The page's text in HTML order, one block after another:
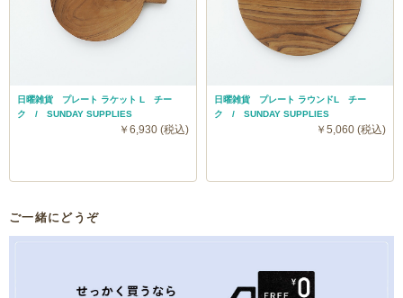
日曜雑貨 プレート ラケット L チー
ク / SUNDAY SUPPLIES
￥6,930 (税込)
日曜雑貨 プレート ラウンドL チー
ク / SUNDAY SUPPLIES
￥5,060 (税込)
ご一緒にどうぞ